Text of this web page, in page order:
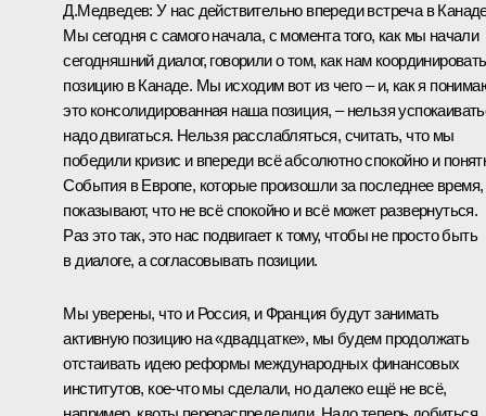
Д.Медведев: У нас действительно впереди встреча в
Мы сегодня с самого начала, с момента того, как мы начали
сегодняшний диалог, говорили о том, как нам координировать
позицию в Канаде. Мы исходим вот из чего – и, как я
это консолидированная наша позиция, – нельзя
надо двигаться. Нельзя расслабляться, считать, что мы
победили кризис и впереди всё абсолютно спокойно и
События в Европе, которые произошли за последнее время,
показывают, что не всё спокойно и всё может развернуться.
Раз это так, это нас подвигает к тому, чтобы не просто быть
в диалоге, а согласовывать позиции.
Мы уверены, что и Россия, и Франция будут занимать
активную позицию на «двадцатке», мы будем продолжать
отстаивать идею реформы международных финансовых
институтов, кое‑что мы сделали, но далеко ещё не всё,